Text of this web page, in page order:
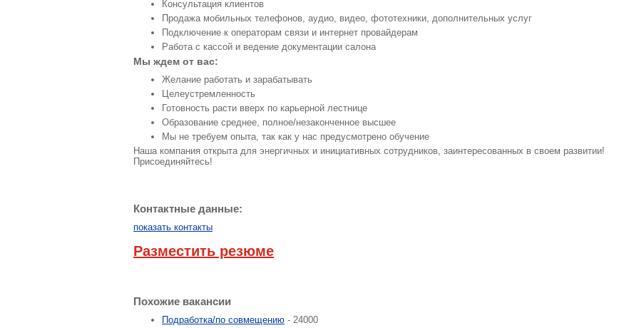
Консультация клиентов
Продажа мобильных телефонов, аудио, видео, фототехники, дополнительных услуг
Подключение к операторам связи и интернет провайдерам
Работа с кассой и ведение документации салона
Мы ждем от вас:
Желание работать и зарабатывать
Целеустремленность
Готовность расти вверх по карьерной лестнице
Образование среднее, полное/незаконченное высшее
Мы не требуем опыта, так как у нас предусмотрено обучение
Наша компания открыта для энергичных и инициативных сотрудников, заинтересованных в своем развитии!
Присоединяйтесь!
Контактные данные:
показать контакты
Разместить резюме
Похожие вакансии
Подработка/по совмещению - 24000